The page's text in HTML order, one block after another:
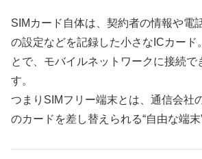
SIMカード自体は、契約者の情報や電
の設定などを記録した小さなICカード
とで、モバイルネットワークに接続で
す。
つまりSIMフリー端末とは、通信会社
のカードを差し替えられる“自由な端末